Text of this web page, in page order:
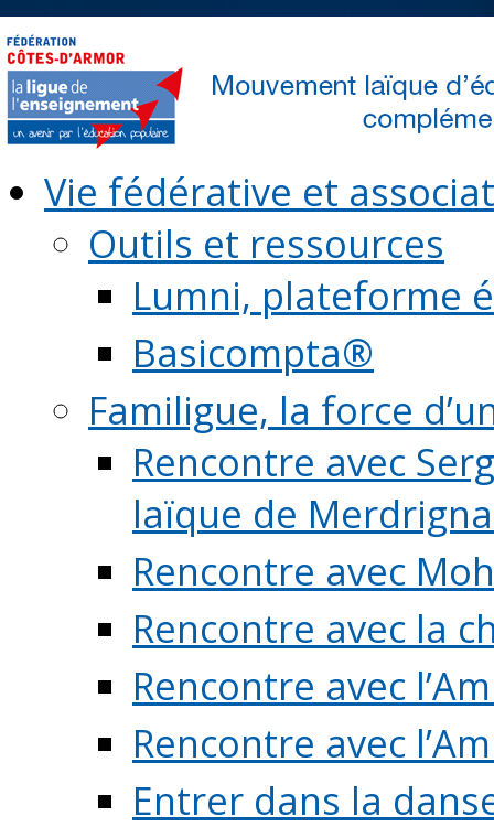
Vie fédérative et
Outils et ressources
Lumni, plateforme
Basicompta®
Familigue, la force
Rencontre avec
laïque de
Rencontre avec
Rencontre avec la
Rencontre avec
Rencontre avec
Entrer dans la